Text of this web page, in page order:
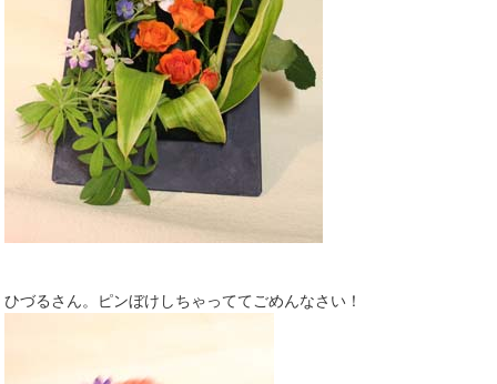
ひづるさん。ピンぼけしちゃっててごめんなさい！